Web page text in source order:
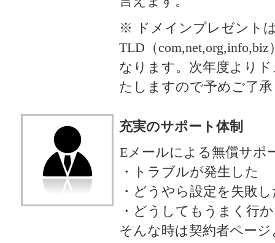
※ ドメインプレゼント
TLD（
なります。次年度より
たしますので予めご了
充実のサポート体制
Eメールによる無償サポ
・トラブルが発生した
・どうやら設定を失敗
・どうしてもうまく行
そんな時は契約者ペー